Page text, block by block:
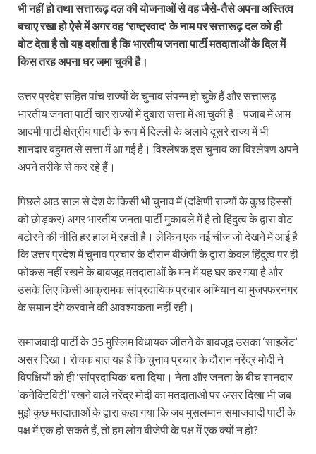
भी नहीं हो तथा सत्तारूढ़ दल की योजनाओं से वह जैसे-तैसे अपना अस्तित्व
बचाए रखा हो ऐसे में अगर वह ‘राष्ट्रवाद’ के नाम पर सत्तारूढ़ दल को ही
वोट देता है तो यह दर्शाता है कि भारतीय जनता पार्टी मतदाताओं के दिल में
किस तरह अपना घर जमा चुकी है।
उत्तर प्रदेश सहित पांच राज्यों के चुनाव संपन्न हो चुके हैं और सत्तारूढ़
भारतीय जनता पार्टी चार राज्यों में दुबारा सत्ता में आ चुकी है। पंजाब में आम
आदमी पार्टी क्षेत्रीय पार्टी के रूप में दिल्ली के अलावे दूसरे राज्य में भी
शानदार बहुमत से सत्ता में आ गई है। विश्लेषक इस चुनाव का विश्लेषण अपने
अपने तरीके से कर रहे हैं।
पिछले आठ साल से देश के किसी भी चुनाव में (दक्षिणी राज्यों के कुछ हिस्सों
को छोड़कर) अगर भारतीय जनता पार्टी मुकाबले में है तो हिंदुत्व के द्वारा वोट
बटोरने की नीति हर हाल में रहती है। लेकिन एक नई चीज जो देखने में आई है
कि उत्तर प्रदेश में चुनाव प्रचार के दौरान बीजेपी के द्वारा केवल हिंदुत्व पर ही
फोकस नहीं रखने के बावजूद मतदाताओं के मन में यह घर कर गया है और
उसके लिए किसी आक्रामक सांप्रदायिक प्रचार अभियान या मुजफ्फरनगर
के समान दंगे करवाने की आवश्यकता नहीं रही।
समाजवादी पार्टी के 35 मुस्लिम विधायक जीतने के बावजूद उसका ‘साइलेंट’
असर दिखा। रोचक बात यह है कि चुनाव प्रचार के दौरान नरेंद्र मोदी ने
विपक्षियों को ही ‘सांप्रदायिक’ बता दिया। नेता और जनता के बीच शानदार
‘कनेक्टिविटी’ रखने वाले नरेंद्र मोदी का मतदाताओं पर असर दिखा भी जब
मुझे कुछ मतदाताओं के द्वारा कहा गया कि जब मुसलमान समाजवादी पार्टी के
पक्ष में एक हो सकते हैं, तो हम लोग बीजेपी के पक्ष में एक क्यों न हो?